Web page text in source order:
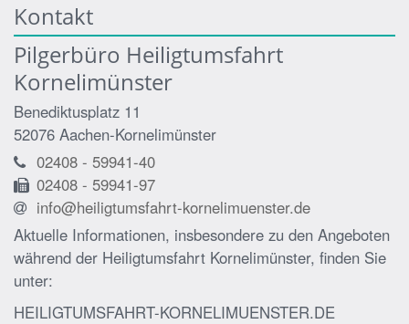
Kontakt
Pilgerbüro Heiligtumsfahrt
Kornelimünster
Benediktusplatz 11
52076 Aachen-Kornelimünster
02408 - 59941-40
02408 - 59941-97
info@heiligtumsfahrt-kornelimuenster.de
Aktuelle Informationen, insbesondere zu den Angeboten
während der Heiligtumsfahrt Kornelimünster, finden Sie
unter:
HEILIGTUMSFAHRT-KORNELIMUENSTER.DE